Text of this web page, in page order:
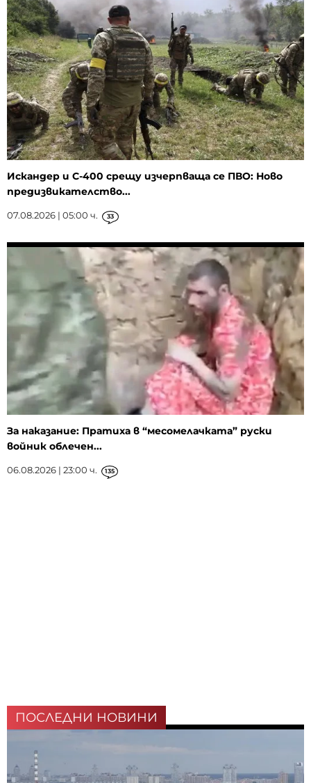
Искандер и С-400 срещу изчерпваща се ПВО: Ново
предизвикателство...
07.08.2026 | 05:00 ч. 33
За наказание: Пратиха в “месомелачката” руски
войник облечен...
06.08.2026 | 23:00 ч. 135
ПОСЛЕДНИ НОВИНИ